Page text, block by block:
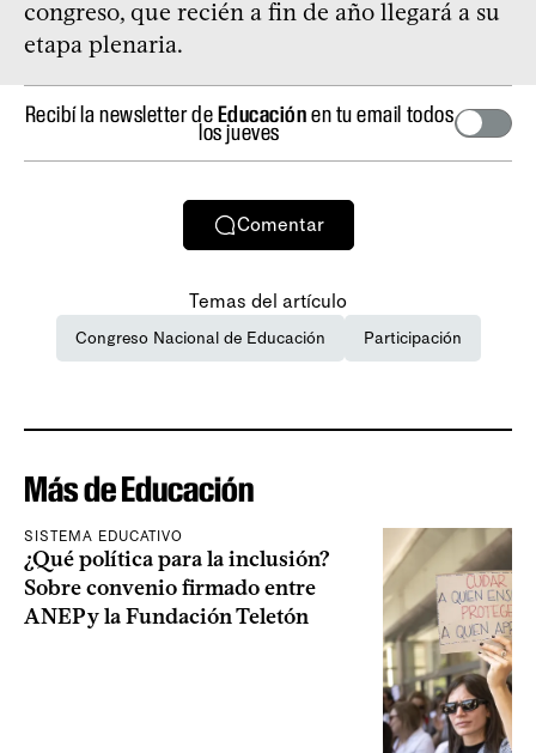
congreso, que recién a fin de año llegará a su
etapa plenaria.
Recibí la newsletter deEducaciónen tu email todos
los jueves
Comentar
Temas del artículo
Congreso Nacional de Educación Participación
Más de Educación
SISTEMA EDUCATIVO
¿Qué política para la inclusión?
Sobre convenio firmado entre
ANEP y la Fundación Teletón